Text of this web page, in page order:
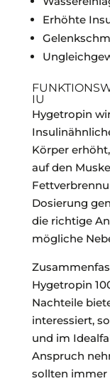
Erhöhte
IU
Hygetropin
Körper
auf den
Dosierung
die richtige
mögliche
Hygetropin
Nachteile
interessiert,
und im
Anspruch
sollten immer